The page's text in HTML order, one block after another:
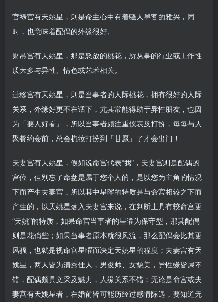
官禄宫有天姚星，则是命主心中有着骚人墨客的雅兴，同
时，也意味着配偶的外缘很好。
财帛宫有天姚星，那是怒放的桃花，所从事的行业或工作性
质大多与异性、情色或艺术相关。
迁移宫有天姚星，则是当事者的人际桃花，拥有很好的人际
关系，外缘好更不在话下，尤其常能得助于异性朋友，也因
为「要人好看」，所以当事者颇注重仪表及打扮，每每与人
聚餐约会前，总会梳妆打扮到「甘愿」了才会出门！
夫妻宫有天姚星，假如说命宫代表“我”，夫妻宫则是配偶的
宫位，但别忘了命盘是属于您个人的，是以您为主角的情况
下而产生夫妻宫，所以其中星曜的特质是与命宫相较之下而
产生的，以天姚星落入夫妻宫来说，在判断上具有较命宫更
“天姚”的特质，如果命宫当事者的星曜为保守型，那其配偶
则是花俏些；如果当事者原本就很风流，那么配偶会比其更
风骚，也就是视命宫星曜而决定天姚星的程度；夫妻宫有天
姚星，两人皆为清秀佳人，男俊帅、女貌美，异性缘皆属不
错，配偶颇具文采及魅力，人缘关系不错；无论是命宫或夫
妻宫有天姚星者，在婚前皆可能历经过感情际遇，要知道无